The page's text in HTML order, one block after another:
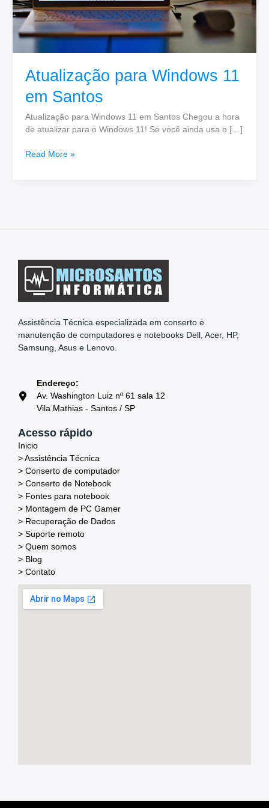
Atualização para Windows 11
em Santos
Atualização para Windows 11 em Santos Chegou a hora
de atualizar para o Windows 11! Se você ainda usa o […]
Read More »
Assistência Técnica especializada em conserto e
manutenção de computadores e notebooks Dell, Acer, HP,
Samsung, Asus e Lenovo.
Endereço:
Av. Washington Luiz nº 61 sala 12
Vila Mathias - Santos / SP
Acesso rápido
Inicio
> Assistência Técnica
> Conserto de computador
> Conserto de Notebook
> Fontes para notebook
> Montagem de PC Gamer
> Recuperação de Dados
> Suporte remoto
> Quem somos
> Blog
> Contato